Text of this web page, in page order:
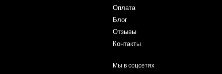
Оплата
Блог
Отзывы
Контакты
Мы в соцсетях